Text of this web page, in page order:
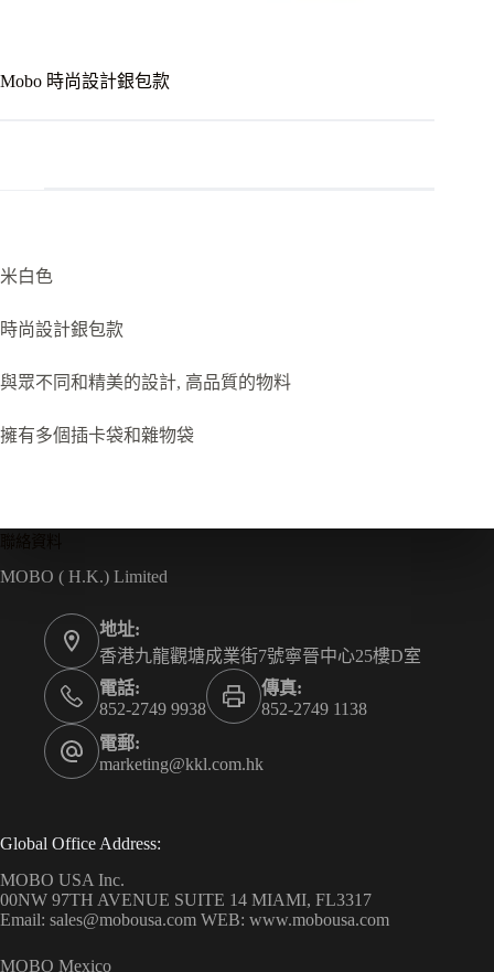
Mobo 時尚設計銀包款
米白色
時尚設計銀包款
與眾不同和精美的設計, 高品質的物料
擁有多個插卡袋和雜物袋
MOBO ( H.K.) Limited
地址:
香港九龍觀塘成業街7號寧晉中心25樓D室
電話:
852-2749 9938
傳真:
852-2749 1138
電郵:
marketing@kkl.com.hk
Global Office Address:
MOBO USA Inc.
00NW 97TH AVENUE SUITE 14 MIAMI, FL3317
Email: sales@mobousa.com WEB: www.mobousa.com
MOBO Mexico